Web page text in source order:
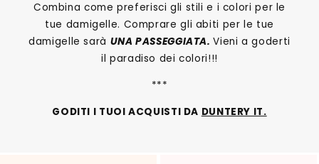
Combina come preferisci gli stili e i colori per le
tue damigelle. Comprare gli abiti per le tue
damigelle sarà UNA PASSEGGIATA.Vieni a goderti
il paradiso dei colori!!!
***
GODITI I TUOI ACQUISTI DA DUNTERY IT.